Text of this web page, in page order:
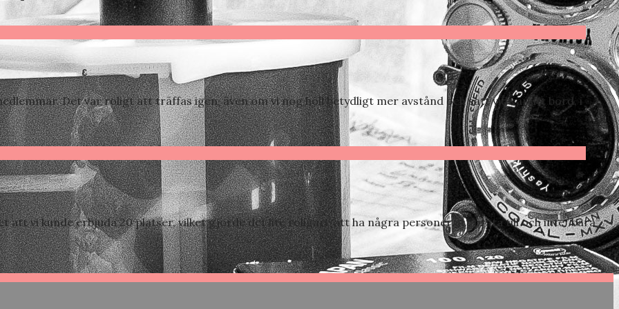
Det var roligt att träffas igen, även om vi nog höll betydligt mer avstånd och satt vid varsitt bord, i
att vi kunde erbjuda 20 platser, vilket gjorde det lite roligare att ha några personer att prata till och inte ”bara”